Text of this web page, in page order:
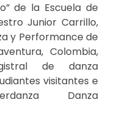
de la Escuela de
Junior Carrillo,
y Performance de
Colombia,
de danza
visitantes e
Danza